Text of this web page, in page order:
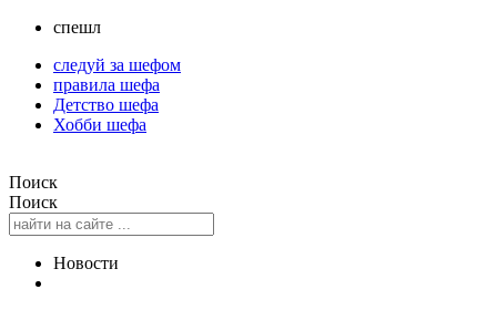
спешл
следуй за шефом
правила шефа
Детство шефа
Хобби шефа
Поиск
Поиск
Новости